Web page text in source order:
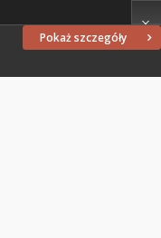
Pokaż szczegóły